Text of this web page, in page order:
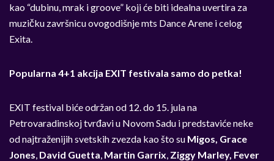
kao “dubinu, mrak i groove” koji će biti idealna uvertira za
muzičku završnicu ovogodišnje mts Dance Arene i celog
Exita.
Popularna 4+1 akcija EXIT festivala samo do petka!
EXIT festival biće održan od 12. do 15. jula na
Petrovaradinskoj tvrđavi u Novom Sadu i predstaviće neke
od najtraženijih svetskih zvezda kao što su Migos, Grace
Jones David Guetta Martin Garrix Ziggy Marley, Fever